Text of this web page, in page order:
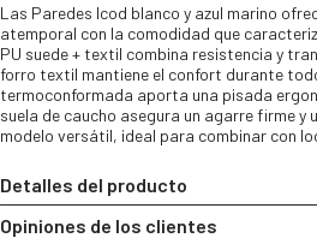
Las Paredes Icod blanco y azul marino
atemporal con la comodidad que
PU suede + textil combina resistencia y
forro textil mantiene el confort durante
termoconformada aporta una pisada
suela de caucho asegura un agarre firme y
modelo versátil, ideal para combinar con
Detalles del producto
Opiniones de los clientes